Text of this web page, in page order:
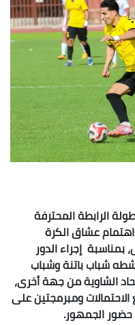
الرابطة المحترفة
عشاق الكرة
إجراء الدور
شباب باتنة وشباب
الشاوية من جهة أخرى،
ومبرمجتين على
الجمهور.